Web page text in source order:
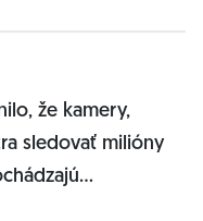
že kamery,
sledovať milióny
prinieslo